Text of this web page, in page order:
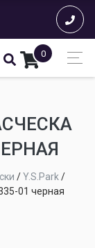
0
/Y.S.Park /
01 черная